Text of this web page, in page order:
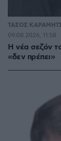
ΤΑΣΟΣ
Η νέα σεζόν
«δεν πρέπει»
09.08.2026, 11:58